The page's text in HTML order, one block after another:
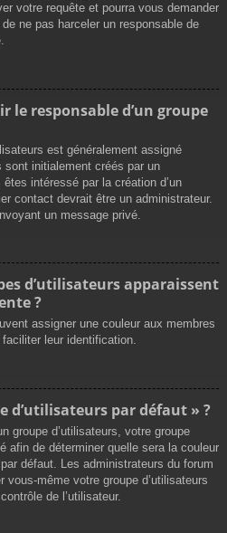
votre requête et pourra vous demander
ne pas harceler un responsable de
le responsable d’un groupe
est généralement assigné
sont initialement créés par un
intéressé par la création d’un
contact devrait être un administrateur.
un message privé.
d’utilisateurs apparaissent
?
assigner une couleur aux membres
faciliter leur identification.
d’utilisateurs par défaut » ?
groupe d’utilisateurs, votre groupe
afin de déterminer quelle sera la couleur
défaut. Les administrateurs du forum
même votre groupe d’utilisateurs
de l’utilisateur.